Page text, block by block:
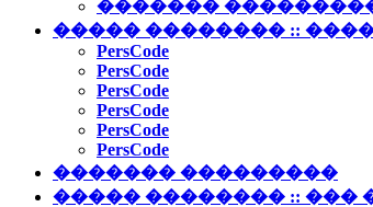
�������
����� �������� ::
PersCode
PersCode
PersCode
PersCode
PersCode
PersCode
������� ���������
����� �������� :: ���